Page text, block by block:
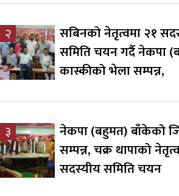
२
सबिनको नेतृत्वमा २१
समिति चयन गर्दै नेकपा
कास्कीको भेला सम्पन्न,
३
नेकपा (बहुमत) बाँकेको
सम्पन्न, चक्र थापाको
सदस्यीय समिति चयन